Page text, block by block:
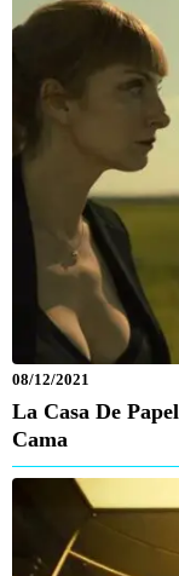
08/12/2021
La Casa De
Cama